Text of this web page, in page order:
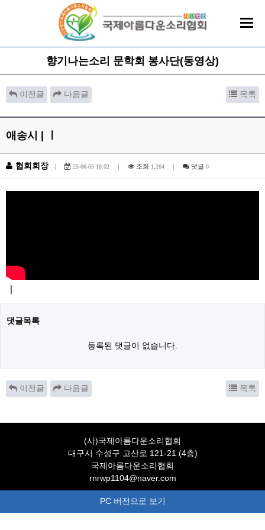
향기나는소리 문학회 봉사단(동영상)
이전글 다음글 목록
애송시 | ㅣ
협회회장 | 25-06-05 18:02 | 조회 1,264 | 댓글 0
본문
댓글목록
등록된 댓글이 없습니다.
이전글 다음글 목록
(사)국제아름다운소리협회
대구시 수성구 고산로 121-21 (4층)
국제아름다운소리협회
rnrwp1104@naver.com
PC 버전으로 보기